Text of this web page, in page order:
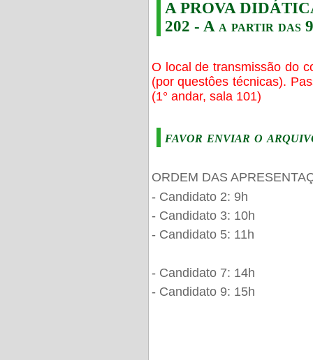
A PROVA
202 - A a partir das
O local de transmissão do
(por questôes técnicas).
(1° andar, sala 101)
favor enviar o
ORDEM DAS
- Candidato 2: 9h
- Candidato 3: 10h
- Candidato 5: 11h
- Candidato 7: 14h
- Candidato 9: 15h